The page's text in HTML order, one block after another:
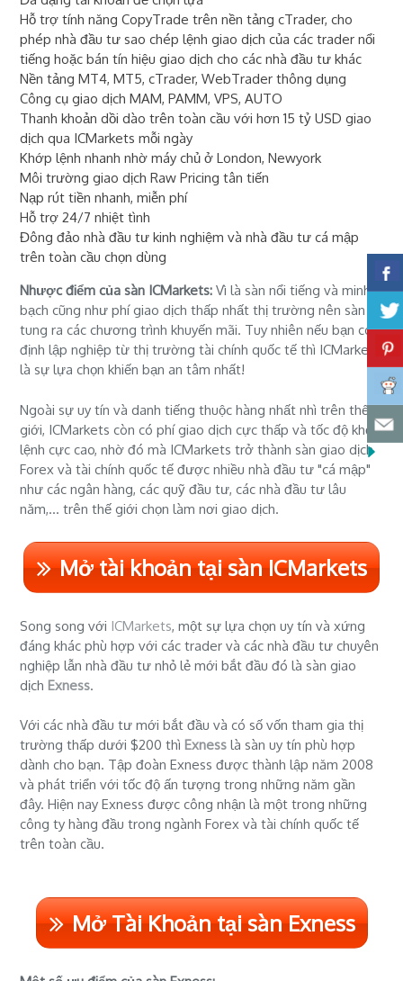
Hỗ trợ tính năng CopyTrade trên nền tảng cTrader, cho
phép nhà đầu tư sao chép lệnh giao dịch của các trader nổi
tiếng hoặc bán tín hiệu giao dịch cho các nhà đầu tư khác
Nền tảng MT4, MT5, cTrader, WebTrader thông dụng
Công cụ giao dịch MAM, PAMM, VPS, AUTO
Thanh khoản dồi dào trên toàn cầu với hơn 15 tỷ USD giao
dịch qua ICMarkets mỗi ngày
Khớp lệnh nhanh nhờ máy chủ ở London, Newyork
Môi trường giao dịch Raw Pricing tân tiến
Nạp rút tiền nhanh, miễn phí
Hỗ trợ 24/7 nhiệt tình
Đông đảo nhà đầu tư kinh nghiệm và nhà đầu tư cá mập
trên toàn cầu chọn dùng
Nhược điểm của sàn ICMarkets: Vì là sàn nổi tiếng và minh
bạch cũng như phí giao dịch thấp nhất thị trường nên sàn ít
tung ra các chương trình khuyến mãi. Tuy nhiên nếu bạn có ý
định lập nghiệp từ thị trường tài chính quốc tế thì ICMarkets
là sự lựa chọn khiến bạn an tâm nhất!
Ngoài sự uy tín và danh tiếng thuộc hàng nhất nhì trên thế
giới, ICMarkets còn có phí giao dịch cực thấp và tốc độ khớp
lệnh cực cao, nhờ đó mà ICMarkets trở thành sàn giao dịch
Forex và tài chính quốc tế được nhiều nhà đầu tư "cá mập"
như các ngân hàng, các quỹ đầu tư, các nhà đầu tư lâu
năm,... trên thế giới chọn làm nơi giao dịch.
Mở tài khoản tại sàn ICMarkets
Song song với ICMarkets, một sự lựa chọn uy tín và xứng
đáng khác phù hợp với các trader và các nhà đầu tư chuyên
nghiệp lẫn nhà đầu tư nhỏ lẻ mới bắt đầu đó là sàn giao
dịchExness.
Với các nhà đầu tư mới bắt đầu và có số vốn tham gia thị
trường thấp dưới $200 thì Exness là sàn uy tín phù hợp
dành cho bạn. Tập đoàn Exness được thành lập năm 2008
và phát triển với tốc độ ấn tượng trong những năm gần
đây. Hiện nay Exness được công nhận là một trong những
công ty hàng đầu trong ngành Forex và tài chính quốc tế
trên toàn cầu.
Mở Tài Khoản tại sàn Exness